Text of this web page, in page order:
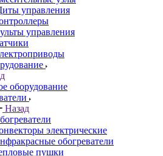
управления
управления
оборудование
Назад
электрические
обогреватели
пушки